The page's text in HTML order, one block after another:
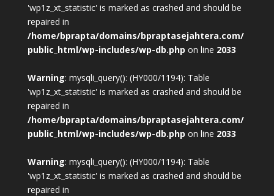
'wp1z_xt_statistic' is marked as crashed and should be
repaired in
/home/bprapta/domains/bpraptasejahtera.com/
public_html/wp-includes/wp-db.php on line 2033
Warning: mysqli_query(): (HY000/1194): Table
'wp1z_xt_statistic' is marked as crashed and should be
repaired in
/home/bprapta/domains/bpraptasejahtera.com/
public_html/wp-includes/wp-db.php on line 2033
Warning: mysqli_query(): (HY000/1194): Table
'wp1z_xt_statistic' is marked as crashed and should be
repaired in